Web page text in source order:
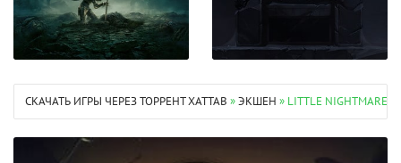
СКАЧАТЬ ИГРЫ ЧЕРЕЗ ТОРРЕНТ XATTAB »ЭКШЕН » LITTLE NIGHTMARES